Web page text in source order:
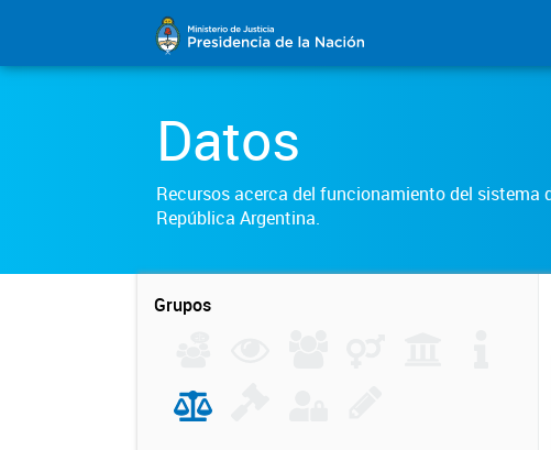
Datos
Recursos acerca del funcionamiento del sistema
República Argentina.
Grupos